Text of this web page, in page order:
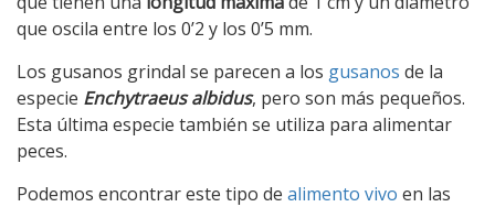
que oscila entre los 0’2 y los 0’5 mm.
Los gusanos grindal se parecen a los gusanos de la
especie Enchytraeus albidus, pero son más pequeños.
Esta última especie también se utiliza para alimentar
peces.
Podemos encontrar este tipo de alimento vivo en las